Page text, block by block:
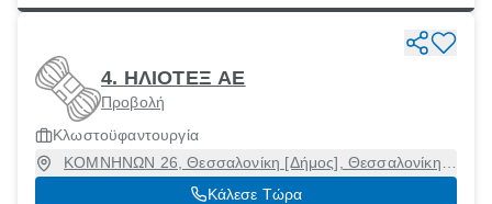
4. ΗΛΙΟΤΕΞ ΑΕ
Προβολή
Κλωστοϋφαντουργία
ΚΟΜΝΗΝΩΝ 26, Θεσσαλονίκη [Δήμος], Θεσσαλονίκη,
54624
Κάλεσε Τώρα